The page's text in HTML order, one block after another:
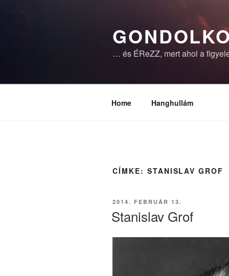
… és ÉReZZ, mert ahol a
Home Hanghullám
CÍMKE: STANISLAV GROF
BEKÜLDVE:
2014. FEBRUÁR 13.
Stanislav Grof